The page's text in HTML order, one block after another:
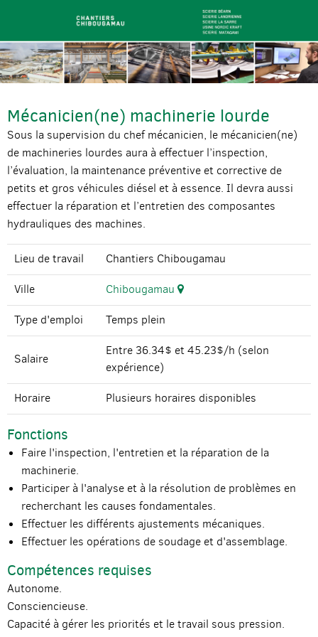
Mécanicien(ne) machinerie lourde
Sous la supervision du chef mécanicien, le mécanicien(ne)
de machineries lourdes aura à effectuer l’inspection,
l’évaluation, la maintenance préventive et corrective de
petits et gros véhicules diésel et à essence. Il devra aussi
effectuer la réparation et l’entretien des composantes
hydrauliques des machines.
Lieu de travail Chantiers Chibougamau
Ville Chibougamau
Type d'emploi Temps plein
Salaire
Entre 36.34$ et 45.23$/h (selon
expérience)
Horaire Plusieurs horaires disponibles
Fonctions
Faire l'inspection, l'entretien et la réparation de la
machinerie.
Participer à l'analyse et à la résolution de problèmes en
recherchant les causes fondamentales.
Effectuer les différents ajustements mécaniques.
Effectuer les opérations de soudage et d'assemblage.
Compétences requises
Autonome.
Consciencieuse.
Capacité à gérer les priorités et le travail sous pression.